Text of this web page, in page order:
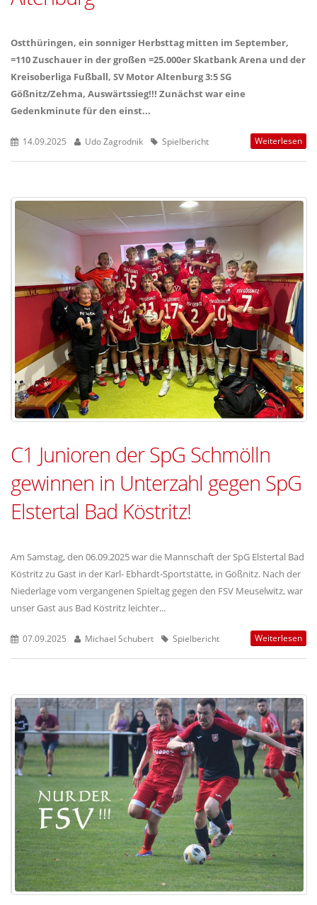
Ostthüringen, ein sonniger Herbsttag mitten im September,
=110 Zuschauer in der großen =25.000er Skatbank Arena und der
Kreisoberliga Fußball, SV Motor Altenburg 3:5 SG
Gößnitz/Zehma, Auswärtssieg!!! Zunächst war eine
Gedenkminute für den einst...
14.09.2025 Udo Zagrodnik Spielbericht Weiterlesen
C1 Junioren der SpG Schmölln
gewinnen in Unterzahl gegen SpG
Elstertal Bad Köstritz!
Am Samstag, den 06.09.2025 war die Mannschaft der SpG Elstertal Bad
Köstritz zu Gast in der Karl- Ebhardt-Sportstätte, in Gößnitz. Nach der
Niederlage vom vergangenen Spieltag gegen den FSV Meuselwitz, war
unser Gast aus Bad Köstritz leichter...
07.09.2025 Michael Schubert Spielbericht Weiterlesen